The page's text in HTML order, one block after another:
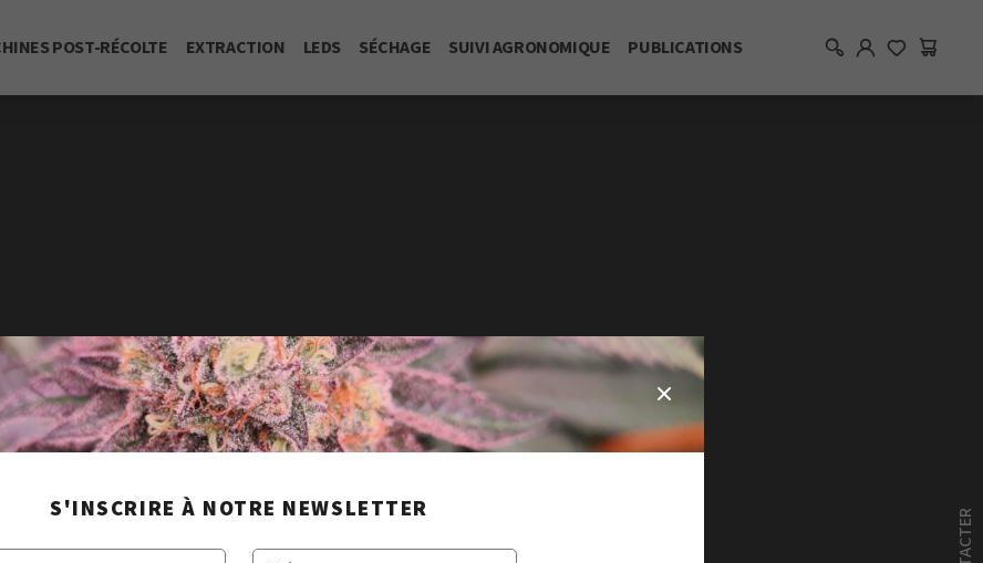
POST-RÉCOLTE EXTRACTION LEDS SÉCHAGE SUIVI AGRONOMIQUE PUBLICATIONS
S'INSCRIRE À NOTRE NEWSLETTER